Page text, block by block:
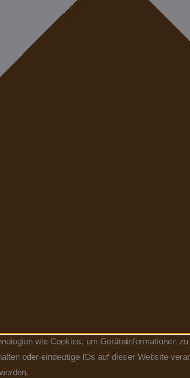
wie Cookies, um Geräteinformationen
oder eindeutige IDs auf dieser Website